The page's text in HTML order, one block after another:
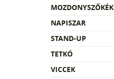
MOZDONYSZŐKÉK
NAPISZAR
STAND-UP
TETKÓ
VICCEK